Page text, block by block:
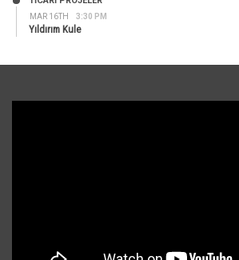
MAR 16TH 3:30 PM
Yıldırım Kule